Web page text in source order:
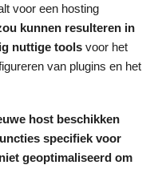
voor een hosting
kunnen resulteren in
nuttige tools voor het
van plugins en het
host beschikken
specifiek voor
geoptimaliseerd om